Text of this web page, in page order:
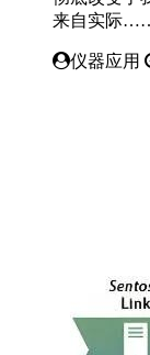
来自实际
仪器应用